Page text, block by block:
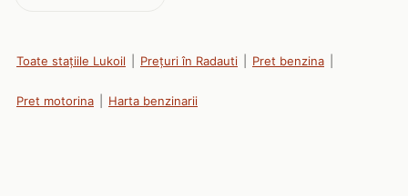
Toate stațiile Lukoil Prețuri în Radauti Pret benzina
Pret motorina Harta benzinarii